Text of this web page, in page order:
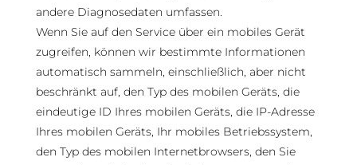
andere Diagnosedaten umfassen.
Wenn Sie auf den Service über ein mobiles Gerät
zugreifen, können wir bestimmte Informationen
automatisch sammeln, einschließlich, aber nicht
beschränkt auf, den Typ des mobilen Geräts, die
eindeutige ID Ihres mobilen Geräts, die IP-Adresse
Ihres mobilen Geräts, Ihr mobiles Betriebssystem,
den Typ des mobilen Internetbrowsers, den Sie